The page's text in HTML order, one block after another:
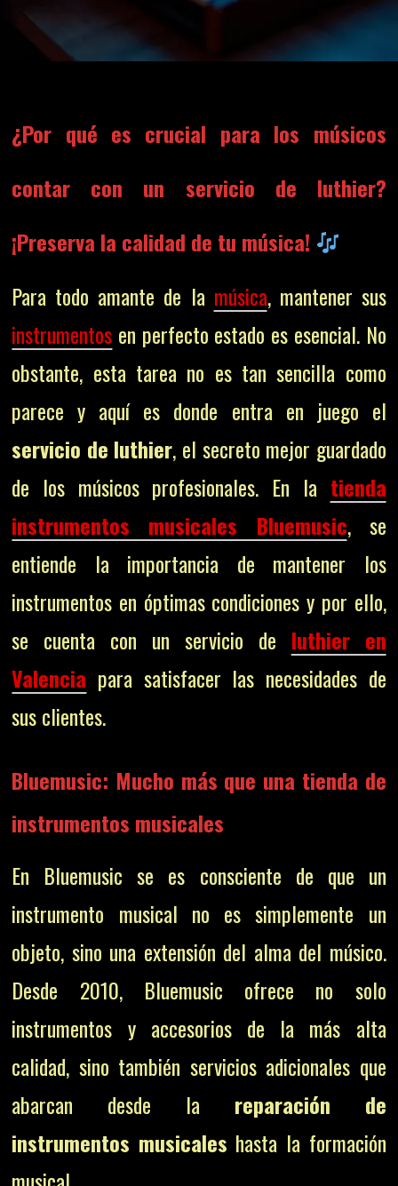
¿Por qué es crucial para los músicos
contar con un servicio de luthier?
¡Preserva la calidad de tu música!
Para todo amante de la música, mantener sus
instrumentos en perfecto estado es esencial. No
obstante, esta tarea no es tan sencilla como
parece y aquí es donde entra en juego el
servicio de luthier, el secreto mejor guardado
de los músicos profesionales. En la tienda
instrumentos musicales Bluemusic, se
entiende la importancia de mantener los
instrumentos en óptimas condiciones y por ello,
se cuenta con un servicio de luthier en
Valencia para satisfacer las necesidades de
sus clientes.
Bluemusic: Mucho más que una tienda de
instrumentos musicales
En Bluemusic se es consciente de que un
instrumento musical no es simplemente un
objeto, sino una extensión del alma del músico.
Desde 2010, Bluemusic ofrece no solo
instrumentos y accesorios de la más alta
calidad, sino también servicios adicionales que
abarcan desde la reparación de
instrumentos musicales hasta la formación